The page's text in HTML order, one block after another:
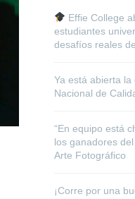
Effie College
estudiantes
desafíos reales
Ya está abierta
Nacional de
“En equipo está
los ganadores
Arte Fotográfico
¡Corre por una